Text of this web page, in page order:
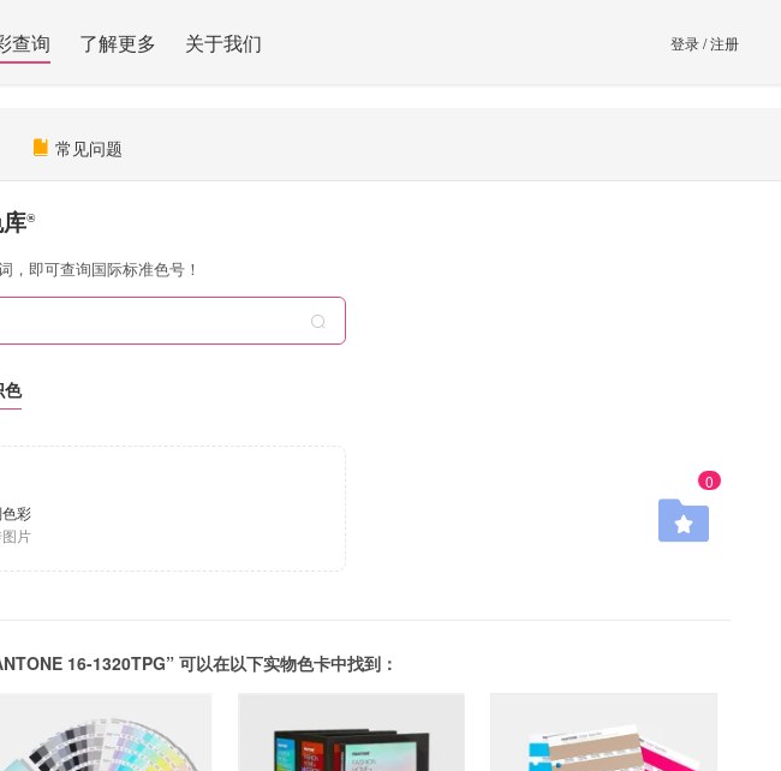
查询 了解更多 关于我们 登录/注册
常见问题
0
®
，即可查询国际标准色号！
色
彩
片
16-1320TPG” 可以在以下实物色卡中找到：